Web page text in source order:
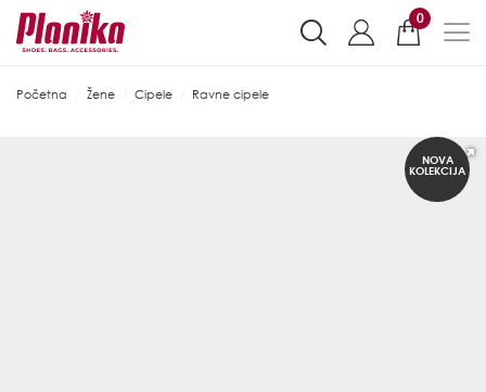
0
Početna Žene Cipele Ravne cipele
NOVA
KOLEKCIJA